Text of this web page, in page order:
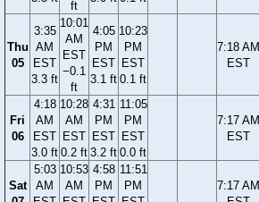
ft
Thu
05
3:35
AM
EST
3.3 ft
10:01
AM
EST
−0.1
ft
4:05
PM
EST
3.1 ft
10:23
PM
EST
0.1 ft
7:18 AM
EST
Fri
06
4:18
AM
EST
3.0 ft
10:28
AM
EST
0.2 ft
4:31
PM
EST
3.2 ft
11:05
PM
EST
0.0 ft
7:17 AM
EST
Sat
5:03
AM
10:53
AM
4:58
PM
11:51
PM
7:17 AM